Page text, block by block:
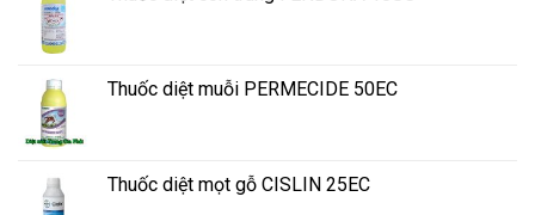
Thuốc diệt muỗi PERMECIDE 50EC
Thuốc diệt mọt gỗ CISLIN 25EC